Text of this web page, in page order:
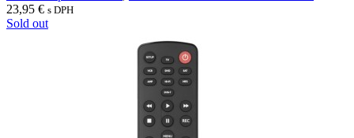
23,95 € s DPH
Sold out